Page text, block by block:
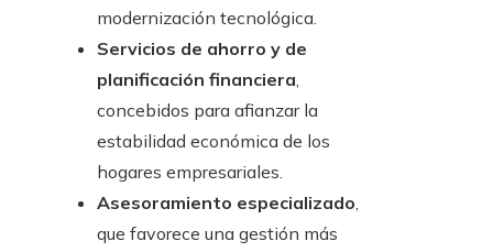
modernización tecnológica.
Servicios de ahorro y de
planificación financiera,
concebidos para afianzar la
estabilidad económica de los
hogares empresariales.
Asesoramiento especializado,
que favorece una gestión más